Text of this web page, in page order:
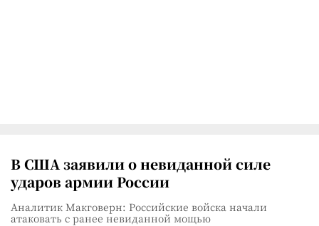
В США заявили о невиданной силе
ударов армии России
Аналитик Макговерн: Российские войска начали
атаковать с ранее невиданной мощью